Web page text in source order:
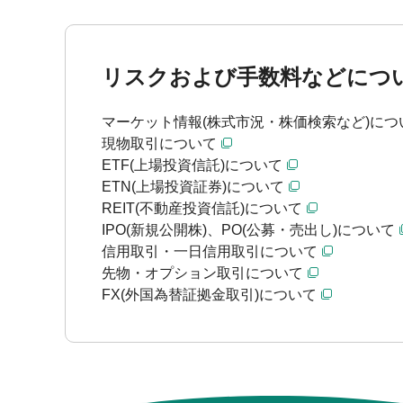
リスクおよび手数料などにつ
マーケット情報(株式市況・株価検索など)につ
現物取引について
ETF(上場投資信託)について
ETN(上場投資証券)について
REIT(不動産投資信託)について
IPO(新規公開株)、PO(公募・売出し)について
信用取引・一日信用取引について
先物・オプション取引について
FX(外国為替証拠金取引)について